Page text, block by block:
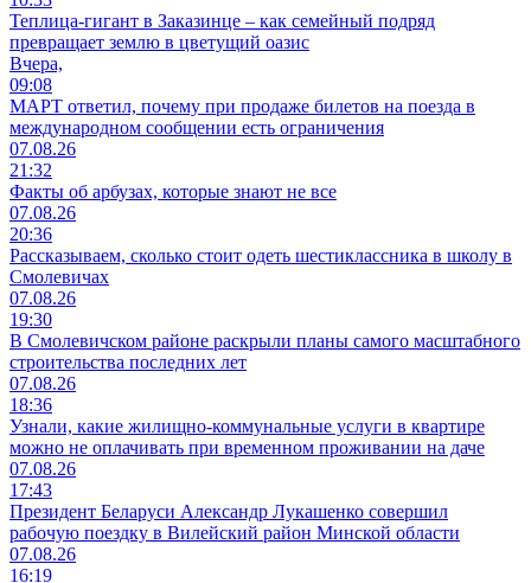
Теплица-гигант в Заказинце – как семейный подряд
превращает землю в цветущий оазис
Вчера,
09:08
МАРТ ответил, почему при продаже билетов на поезда в
международном сообщении есть ограничения
07.08.26
21:32
Факты об арбузах, которые знают не все
07.08.26
20:36
Рассказываем, сколько стоит одеть шестиклассника в школу в
Смолевичах
07.08.26
19:30
В Смолевичском районе раскрыли планы самого масштабного
строительства последних лет
07.08.26
18:36
Узнали, какие жилищно-коммунальные услуги в квартире
можно не оплачивать при временном проживании на даче
07.08.26
17:43
Президент Беларуси Александр Лукашенко совершил
рабочую поездку в Вилейский район Минской области
07.08.26
16:19